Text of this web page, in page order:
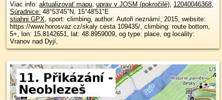
Viac info: aktualizovať mapu, uprav v JOSM (pokročilé), 12040046368,
Súradnice: 48°53'45"N, 15°48'51"E
stiahni GPX, sport: climbing, author: Autoři neznámí, 2015, website:
https://www.horosvaz.cz/skaly cesta 109435/, climbing: route bottom,
5+, lon: 15.8142651, lat: 48.8959009, og type: place, og locality:
Vranov nad Dyjí,